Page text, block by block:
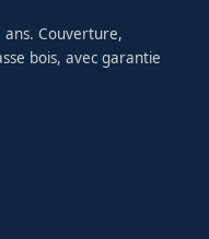
ans. Couverture,
bois, avec garantie